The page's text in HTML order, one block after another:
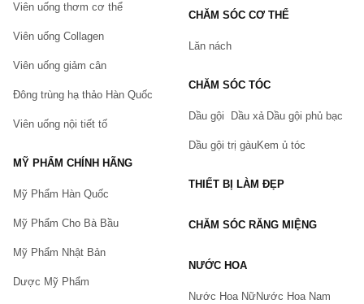
Viên uống thơm cơ thể
Viên uống Collagen
Viên uống giảm cân
Đông trùng hạ thảo Hàn Quốc
Viên uống nội tiết tố
MỸ PHẨM CHÍNH HÃNG
Mỹ Phẩm Hàn Quốc
Mỹ Phẩm Cho Bà Bầu
Mỹ Phẩm Nhật Bản
Dược Mỹ Phẩm
CHĂM SÓC CƠ THỂ
Lăn nách
CHĂM SÓC TÓC
Dầu gội Dầu xả Dầu gội phủ bạc
Dầu gội trị gàuKem ủ tóc
THIẾT BỊ LÀM ĐẸP
CHĂM SÓC RĂNG MIỆNG
NƯỚC HOA
Nước Hoa NữNước Hoa Nam